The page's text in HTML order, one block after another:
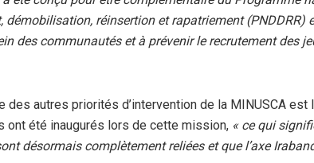
démobilisation, réinsertion et rapatriement (PNDDRR)
des communautés et à prévenir le recrutement des
des autres priorités d’intervention de la MINUSCA
ont été inaugurés lors de cette mission, « ce qui
désormais complètement reliées et que l’axe